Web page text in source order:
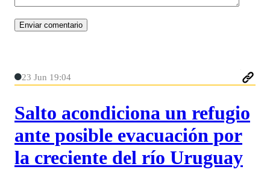
23 Jun 19:04
Salto acondiciona un refugio
ante posible evacuación por
la creciente del río Uruguay